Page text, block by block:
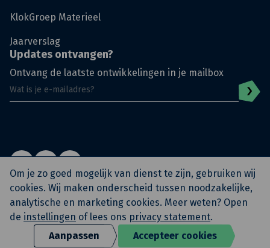
KlokGroep Materieel
Jaarverslag
Updates ontvangen?
Ontvang de laatste ontwikkelingen in je mailbox
© KlokGroep Privacy Policy
Algemene voorwaarden
Archief KlokSignaal
KAM Beleidsverklaring
Eerste werkdag
Boardingpass
Om je zo goed mogelijk van dienst te zijn, gebruiken wij
cookies. Wij maken onderscheid tussen noodzakelijke,
analytische en marketing cookies. Meer weten? Open
de instellingen of lees ons privacy statement.
Aanpassen
Accepteer cookies